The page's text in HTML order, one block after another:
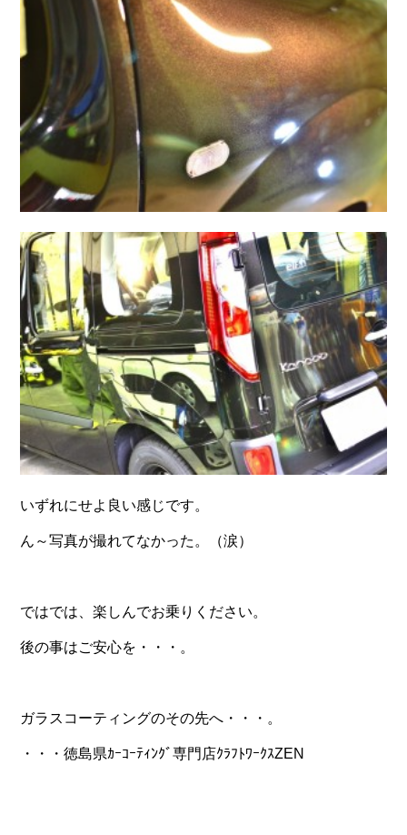
いずれにせよ良い感じです。
ん～写真が撮れてなかった。（涙）
ではでは、楽しんでお乗りください。
後の事はご安心を・・・。
ガラスコーティングのその先へ・・・。
・・・徳島県ｶｰｺｰﾃｨﾝｸﾞ専門店ｸﾗﾌﾄﾜｰｸｽZEN